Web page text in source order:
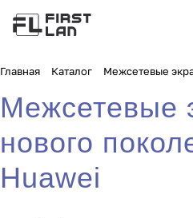
Главная Каталог Межсетевые
Межсетевые
нового
Huawei